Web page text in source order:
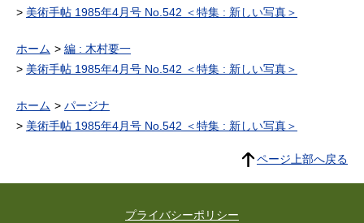
美術手帖 1985年4月号 No.542 ＜特集 : 新しい写真＞
ホーム
編 : 木村要一
美術手帖 1985年4月号 No.542 ＜特集 : 新しい写真＞
ホーム
パージナ
美術手帖 1985年4月号 No.542 ＜特集 : 新しい写真＞
ページ上部へ戻る
プライバシーポリシー